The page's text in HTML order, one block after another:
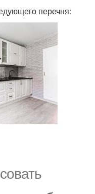
перечня: